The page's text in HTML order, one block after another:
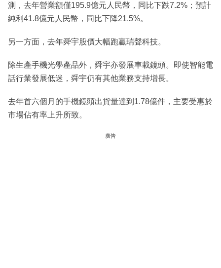
測，去年營業額僅195.9億元人民幣，同比下跌7.2%；預計
純利41.8億元人民幣，同比下降21.5%。
另一方面，去年舜宇股價大幅跑贏瑞聲科技。
除生產手機光學產品外，舜宇亦發展車載鏡頭。即使智能電
話行業發展低迷，舜宇仍有其他業務支持增長。
去年首六個月的手機鏡頭出貨量達到1.78億件，主要受惠於
市場佔有率上升所致。
廣告